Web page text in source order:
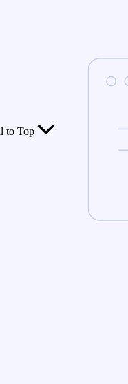
to Top